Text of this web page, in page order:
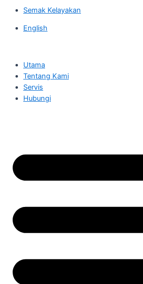
Semak Kelayakan
English
Utama
Tentang Kami
Servis
Hubungi